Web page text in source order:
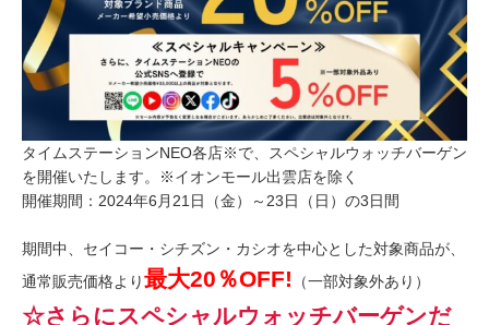
タイムステーションNEO各店※で、スペシャルウォッチバーゲン
を開催いたします。※イオンモール出雲店を除く
開催期間：2024年6月21日（金）～23日（日）の3日間
期間中、セイコー・シチズン・カシオを中心とした対象商品が、
通常販売価格より最大20％OFF! （一部対象外あり）
☆さらにスペシャルウォッチバーゲンだ